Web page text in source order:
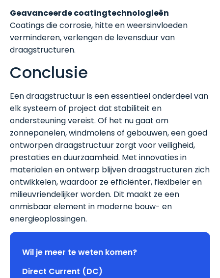
Geavanceerde coatingtechnologieën
Coatings die corrosie, hitte en weersinvloeden
verminderen, verlengen de levensduur van
draagstructuren.
Conclusie
Een draagstructuur is een essentieel onderdeel van
elk systeem of project dat stabiliteit en
ondersteuning vereist. Of het nu gaat om
zonnepanelen, windmolens of gebouwen, een goed
ontworpen draagstructuur zorgt voor veiligheid,
prestaties en duurzaamheid. Met innovaties in
materialen en ontwerp blijven draagstructuren zich
ontwikkelen, waardoor ze efficiënter, flexibeler en
milieuvriendelijker worden. Dit maakt ze een
onmisbaar element in moderne bouw- en
energieoplossingen.
Wil je meer te weten komen?
Direct Current (DC)